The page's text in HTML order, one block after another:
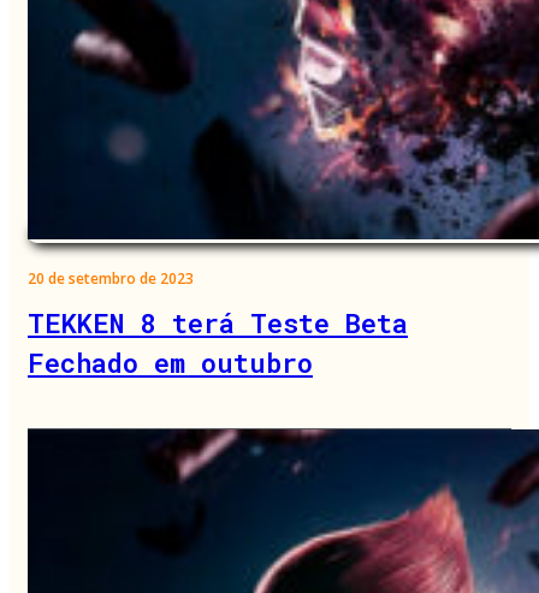
20 de setembro de 2023
TEKKEN 8 terá Teste Beta
Fechado em outubro